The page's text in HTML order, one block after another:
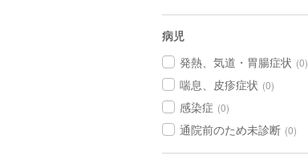
病児
発熱、気道・胃腸症状 (0)
喘息、皮疹症状 (0)
感染症 (0)
通院前のため未診断 (0)